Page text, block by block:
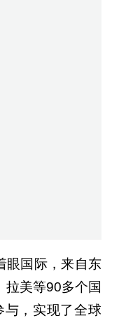
眼国际，来自东
拉美等90多个国
与，实现了全球